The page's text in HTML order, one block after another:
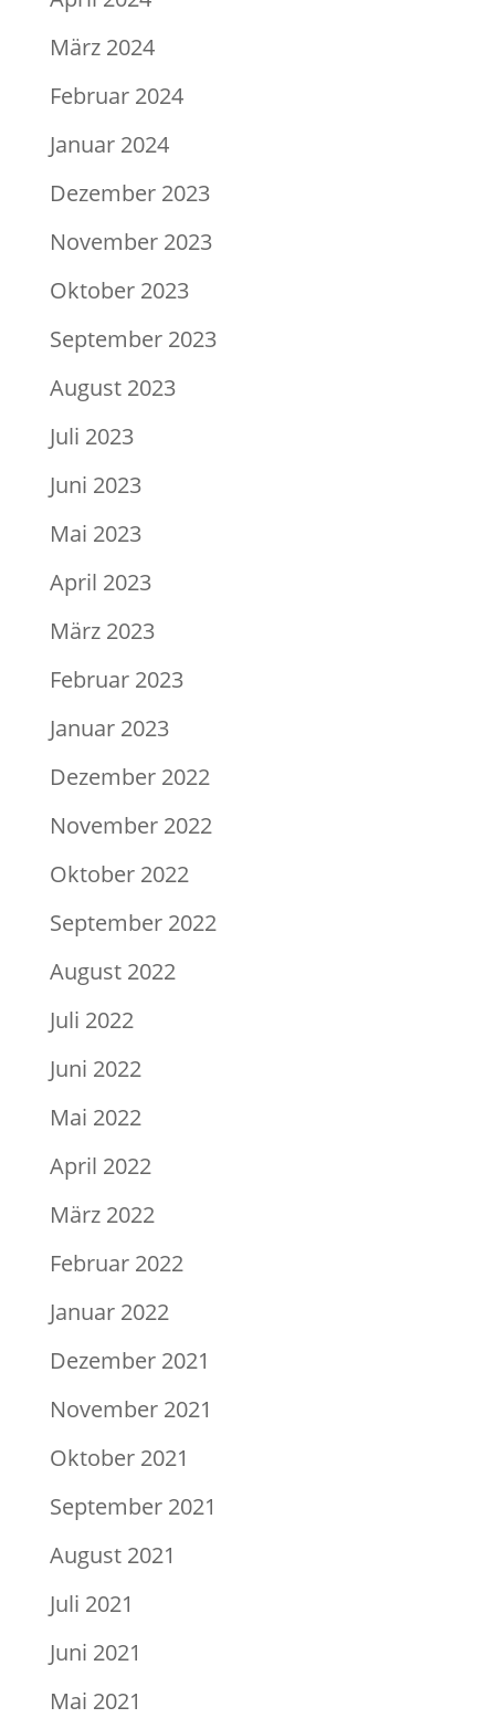
März 2024
Februar 2024
Januar 2024
Dezember 2023
November 2023
Oktober 2023
September 2023
August 2023
Juli 2023
Juni 2023
Mai 2023
April 2023
März 2023
Februar 2023
Januar 2023
Dezember 2022
November 2022
Oktober 2022
September 2022
August 2022
Juli 2022
Juni 2022
Mai 2022
April 2022
März 2022
Februar 2022
Januar 2022
Dezember 2021
November 2021
Oktober 2021
September 2021
August 2021
Juli 2021
Juni 2021
Mai 2021